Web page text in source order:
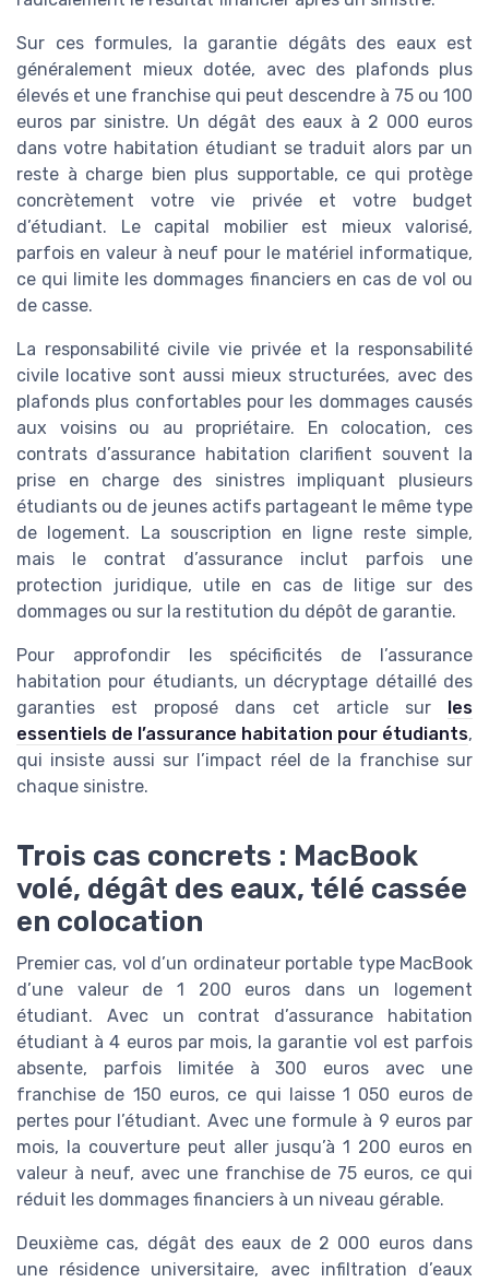
Sur ces formules, la garantie dégâts des eaux est
généralement mieux dotée, avec des plafonds plus
élevés et une franchise qui peut descendre à 75 ou 100
euros par sinistre. Un dégât des eaux à 2 000 euros
dans votre habitation étudiant se traduit alors par un
reste à charge bien plus supportable, ce qui protège
concrètement votre vie privée et votre budget
d’étudiant. Le capital mobilier est mieux valorisé,
parfois en valeur à neuf pour le matériel informatique,
ce qui limite les dommages financiers en cas de vol ou
de casse.
La responsabilité civile vie privée et la responsabilité
civile locative sont aussi mieux structurées, avec des
plafonds plus confortables pour les dommages causés
aux voisins ou au propriétaire. En colocation, ces
contrats d’assurance habitation clarifient souvent la
prise en charge des sinistres impliquant plusieurs
étudiants ou de jeunes actifs partageant le même type
de logement. La souscription en ligne reste simple,
mais le contrat d’assurance inclut parfois une
protection juridique, utile en cas de litige sur des
dommages ou sur la restitution du dépôt de garantie.
Pour approfondir les spécificités de l’assurance
habitation pour étudiants, un décryptage détaillé des
garanties est proposé dans cet article sur
les
essentiels de l’assurance habitation pour étudiants,
qui insiste aussi sur l’impact réel de la franchise sur
chaque sinistre.
Trois cas concrets : MacBook
volé, dégât des eaux, télé cassée
en colocation
Premier cas, vol d’un ordinateur portable type MacBook
d’une valeur de 1 200 euros dans un logement
étudiant. Avec un contrat d’assurance habitation
étudiant à 4 euros par mois, la garantie vol est parfois
absente, parfois limitée à 300 euros avec une
franchise de 150 euros, ce qui laisse 1 050 euros de
pertes pour l’étudiant. Avec une formule à 9 euros par
mois, la couverture peut aller jusqu’à 1 200 euros en
valeur à neuf, avec une franchise de 75 euros, ce qui
réduit les dommages financiers à un niveau gérable.
Deuxième cas, dégât des eaux de 2 000 euros dans
une résidence universitaire, avec infiltration d’eaux